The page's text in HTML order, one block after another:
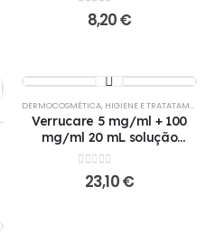
out of 5
8,20€
PÉS
DERMOCOSMÉTICA, HIGIENE E TRATATAMENTO
Verrucare 5 mg/ml + 100
mg/ml 20 mL solução
cutânea
out of 5
23,10€